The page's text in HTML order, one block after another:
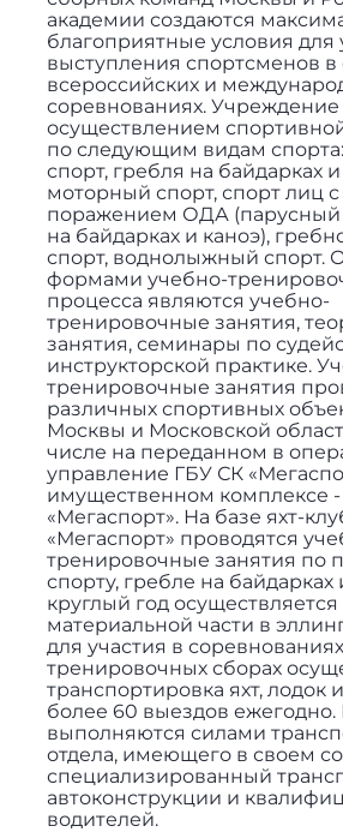
академии создаются
благоприятные условия для
выступления спортсменов
всероссийских и
соревнованиях. Учреждение
осуществлением
по следующим видам
спорт, гребля на байдарках
моторный спорт, спорт лиц с
поражением ОДА (парусный
на байдарках и каноэ),
спорт, воднолыжный спорт.
формами учебно-
процесса являются учебно-
тренировочные занятия,
занятия, семинары по
инструкторской практике.
тренировочные занятия
различных спортивных
Москвы и Московской
числе на переданном в
управление ГБУ СК
имущественном комплексе -
«Мегаспорт». На базе яхт-
«Мегаспорт» проводятся
тренировочные занятия по
спорту, гребле на байдарках
круглый год
материальной части в
для участия в
тренировочных сборах
транспортировка яхт, лодок
более 60 выездов ежегодно.
выполняются силами
отдела, имеющего в своем
специализированный
автоконструкции и
водителей.